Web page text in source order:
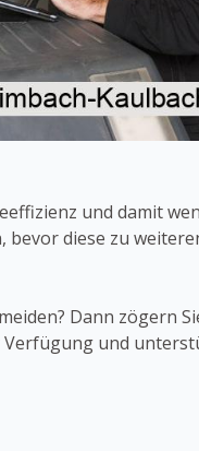
und damit
bevor diese zu
Dann zögern
und